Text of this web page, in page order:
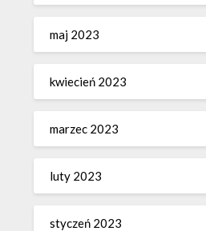
maj 2023
kwiecień 2023
marzec 2023
luty 2023
styczeń 2023